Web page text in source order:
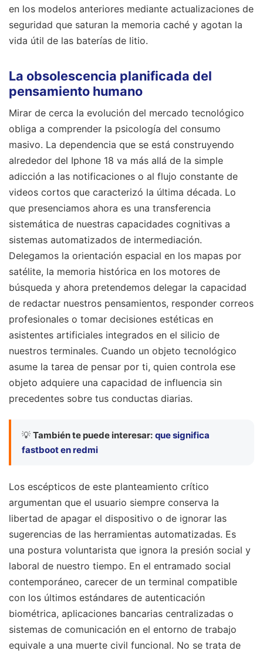
en los modelos anteriores mediante actualizaciones de
seguridad que saturan la memoria caché y agotan la
vida útil de las baterías de litio.
La obsolescencia planificada del
pensamiento humano
Mirar de cerca la evolución del mercado tecnológico
obliga a comprender la psicología del consumo
masivo. La dependencia que se está construyendo
alrededor del Iphone 18 va más allá de la simple
adicción a las notificaciones o al flujo constante de
videos cortos que caracterizó la última década. Lo
que presenciamos ahora es una transferencia
sistemática de nuestras capacidades cognitivas a
sistemas automatizados de intermediación.
Delegamos la orientación espacial en los mapas por
satélite, la memoria histórica en los motores de
búsqueda y ahora pretendemos delegar la capacidad
de redactar nuestros pensamientos, responder correos
profesionales o tomar decisiones estéticas en
asistentes artificiales integrados en el silicio de
nuestros terminales. Cuando un objeto tecnológico
asume la tarea de pensar por ti, quien controla ese
objeto adquiere una capacidad de influencia sin
precedentes sobre tus conductas diarias.
💡 También te puede interesar: que significa
fastboot en redmi
Los escépticos de este planteamiento crítico
argumentan que el usuario siempre conserva la
libertad de apagar el dispositivo o de ignorar las
sugerencias de las herramientas automatizadas. Es
una postura voluntarista que ignora la presión social y
laboral de nuestro tiempo. En el entramado social
contemporáneo, carecer de un terminal compatible
con los últimos estándares de autenticación
biométrica, aplicaciones bancarias centralizadas o
sistemas de comunicación en el entorno de trabajo
equivale a una muerte civil funcional. No se trata de